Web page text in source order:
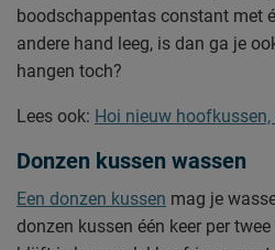
boodschappentas constant met
andere hand leeg, is dan ga je
hangen toch?
Lees ook: Hoi nieuw
Donzen kussen wassen
Een donzen kussen mag je
donzen kussen één keer per